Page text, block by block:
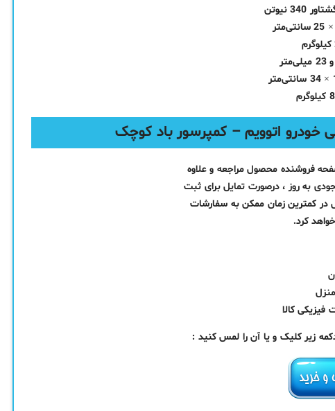
نیوتن
خودرو اتوویم – کمپرسور باد کوچک
فروشنده محصول مراجعه و علاوه
به روز ، درصورت تمایل برای ثبت
در کمترین زمان ممکن به سفارشات
کرد.
فیزیکی کالا
زیر کلیک و یا آن را لمس کنید :